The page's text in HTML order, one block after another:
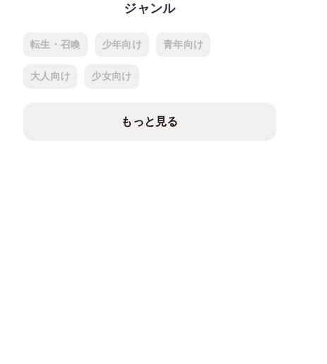
ジャンル
転生・召喚 少年向け 青年向け
大人向け 少女向け
もっと見る